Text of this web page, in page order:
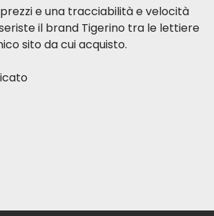
e una tracciabilità e velocità
il brand Tigerino tra le lettiere
sito da cui acquisto.